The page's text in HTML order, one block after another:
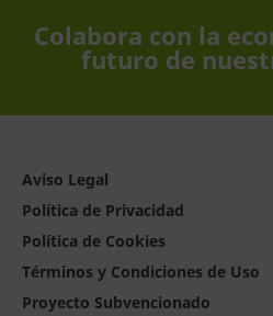
Colabora con la
futuro de
Aviso Legal
Política de Privacidad
Política de Cookies
Términos y Condiciones de Uso
Proyecto Subvencionado